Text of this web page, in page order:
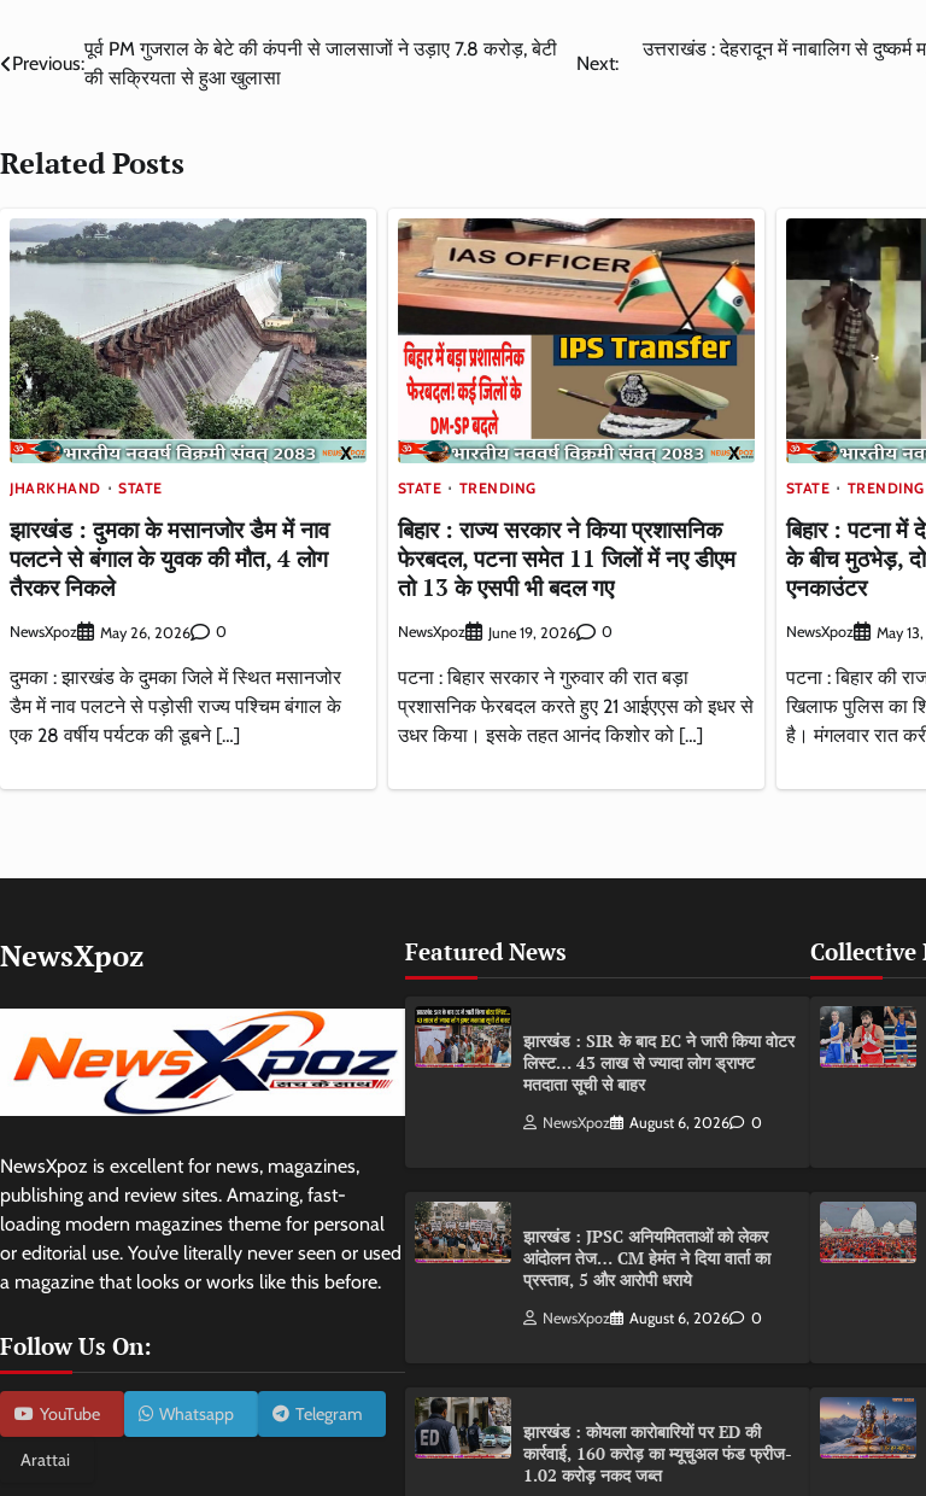
Post
navigation
Previous:
पूर्व PM गुजराल के बेटे की कंपनी से जालसाजों ने उड़ाए 7.8 करोड़, बेटी
की सक्रियता से हुआ खुलासा
Next:
उत्तराखंड : देहरादून में नाबालिग से दुष्कर्म
Related Posts
JHARKHAND STATE
झारखंड : दुमका के मसानजोर डैम में नाव
पलटने से बंगाल के युवक की मौत, 4 लोग
तैरकर निकले
NewsXpoz May 26, 2026 0
दुमका : झारखंड के दुमका जिले में स्थित मसानजोर
डैम में नाव पलटने से पड़ोसी राज्य पश्चिम बंगाल के
एक 28 वर्षीय पर्यटक की डूबने […]
STATE TRENDING
बिहार : राज्य सरकार ने किया प्रशासनिक
फेरबदल, पटना समेत 11 जिलों में नए डीएम
तो 13 के एसपी भी बदल गए
NewsXpoz June 19, 2026 0
पटना : बिहार सरकार ने गुरुवार की रात बड़ा
प्रशासनिक फेरबदल करते हुए 21 आईएएस को इधर से
उधर किया। इसके तहत आनंद किशोर को […]
STATE TRENDING
बिहार : पटना में
के बीच मुठभेड़,
एनकाउंटर
NewsXpoz May
पटना : बिहार की
खिलाफ पुलिस का
है। मंगलवार रात
NewsXpoz
NewsXpoz is excellent for news, magazines,
publishing and review sites. Amazing, fast-
loading modern magazines theme for personal
or editorial use. You’ve literally never seen or used
a magazine that looks or works like this before.
Follow Us On:
YouTube Whatsapp Telegram
Arattai
Featured News
झारखंड : SIR के बाद EC ने जारी किया वोटर
लिस्ट… 43 लाख से ज्यादा लोग ड्राफ्ट
मतदाता सूची से बाहर
NewsXpoz August 6, 2026 0
झारखंड : JPSC अनियमितताओं को लेकर
आंदोलन तेज… CM हेमंत ने दिया वार्ता का
प्रस्ताव, 5 और आरोपी धराये
NewsXpoz August 6, 2026 0
झारखंड : कोयला कारोबारियों पर ED की
कार्रवाई, 160 करोड़ का म्यूचुअल फंड फ्रीज-
1.02 करोड़ नकद जब्त
Collective